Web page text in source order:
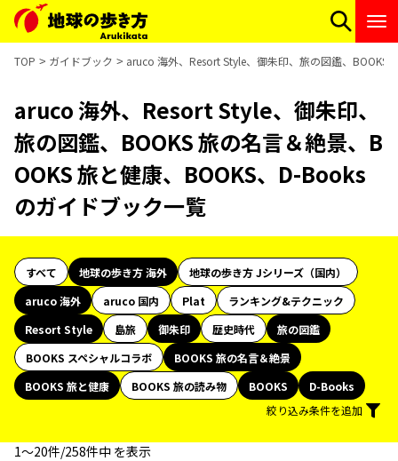
TOP ガイドブック aruco 海外、Resort Style、御朱印、旅の図鑑、BOOKS
aruco 海外、Resort Style、御朱印、
旅の図鑑、BOOKS 旅の名言＆絶景、B
OOKS 旅と健康、BOOKS、D-Books
のガイドブック一覧
すべて 地球の歩き方 海外
地球の歩き方 Jシリーズ（国内）
aruco 海外
aruco 国内 Plat
ランキング&テクニック
Resort Style
島旅 御朱印 歴史時代
旅の図鑑
BOOKS スペシャルコラボ
BOOKS 旅の名言＆絶景
BOOKS 旅と健康
BOOKS 旅の読み物 BOOKS
D-Books
絞り込み条件を追加
1〜20件/258件中 を表示